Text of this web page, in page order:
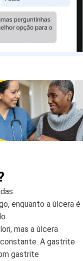
enquanto a úlcera é
mas a úlcera
A gastrite
gastrite